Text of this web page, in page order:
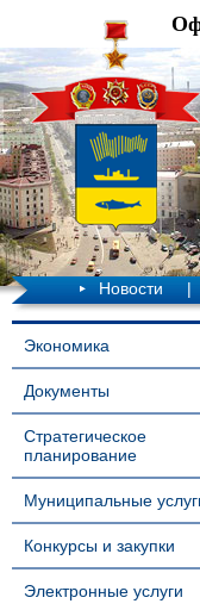
Новости |
Экономика
Документы
Стратегическое
планирование
Муниципальные
Конкурсы и закупки
Электронные услуги